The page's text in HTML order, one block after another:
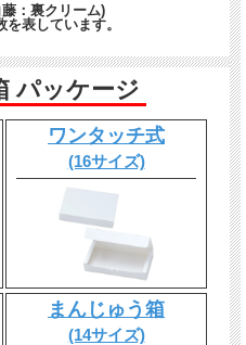
：裏クリーム)
を表しています。
パッケージ
ワンタッチ式
(16サイズ)
まんじゅう箱
(14サイズ)